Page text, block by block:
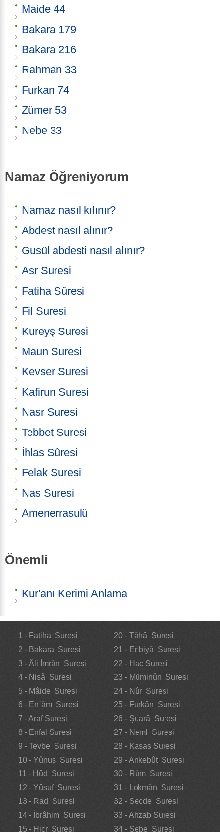
Maide 44
Bakara 179
Bakara 216
Rahman 33
Furkan 74
Zümer 53
Nebe 33
Namaz Öğreniyorum
Namaz nasıl kılınır?
Abdest nasıl alınır?
Gusül abdesti nasıl alınır?
Asr Suresi
Fatiha Sûresi
Fil Suresi
Kureyş Suresi
Maun Suresi
Kevser Suresi
Kafirun Suresi
Nasr Suresi
Tebbet Suresi
İhlas Sûresi
Felak Suresi
Nas Suresi
Amenerrasulü
Önemli
Kur'anı Kerimi Anlama
1 - Fatiha Suresi
2 - Bakara Suresi
3 - Âli İmrân Suresi
4 - Nisâ Suresi
5 - Mâide Suresi
6 - En`âm Suresi
7 - Araf Suresi
8 - Enfal Suresi
9 - Tevbe Suresi
10 - Yûnus Suresi
11 - Hûd Suresi
12 - Yûsuf Suresi
13 - Rad Suresi
14 - İbrâhim Suresi
15 - Hicr Suresi
20 - Tâhâ Suresi
21 - Enbiyâ Suresi
22 - Hac Suresi
23 - Müminûn Suresi
24 - Nûr Suresi
25 - Furkân Suresi
26 - Şuarâ Suresi
27 - Neml Suresi
28 - Kasas Suresi
29 - Ankebût Suresi
30 - Rûm Suresi
31 - Lokmân Suresi
32 - Secde Suresi
33 - Ahzab Suresi
34 - Sebe Suresi